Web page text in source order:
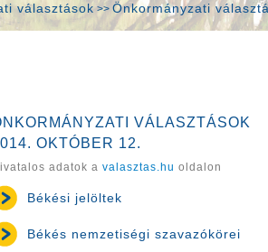
választások>> Önkormányzati
VÁLASZTÁSOK
OKTÓBER 12.
adatok avalasztas.huoldalon
Békési jelöltek
Békés nemzetiségi szavazókörei